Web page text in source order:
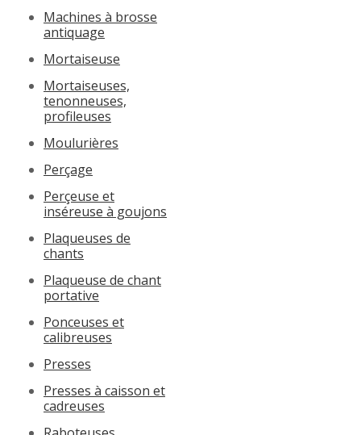
Machines à brosse
antiquage
Mortaiseuse
Mortaiseuses,
tenonneuses,
profileuses
Moulurières
Perçage
Perçeuse et
inséreuse à goujons
Plaqueuses de
chants
Plaqueuse de chant
portative
Ponceuses et
calibreuses
Presses
Presses à caisson et
cadreuses